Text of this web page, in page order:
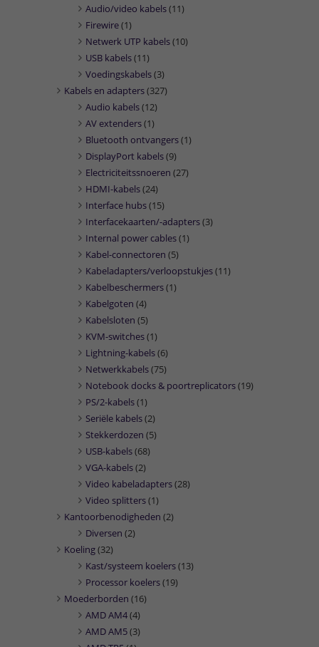
Audio/video kabels(11)
Firewire(1)
Netwerk UTP kabels(10)
USB kabels(11)
Voedingskabels(3)
Kabels en adapters(327)
Audio kabels(12)
AV extenders(1)
Bluetooth ontvangers(1)
DisplayPort kabels(9)
Electriciteitssnoeren (27)
HDMI-kabels(24)
Interface hubs(15)
Interfacekaarten/-adapters(3)
Internal power cables(1)
Kabel-connectoren (5)
Kabeladapters/verloopstukjes(11)
Kabelbeschermers(1)
Kabelgoten (4)
Kabelsloten (5)
KVM-switches(1)
Lightning-kabels(6)
Netwerkkabels(75)
Notebook docks & poortreplicators(19)
PS/2-kabels(1)
Seriële kabels(2)
Stekkerdozen (5)
USB-kabels(68)
VGA-kabels(2)
Video kabeladapters(28)
Video splitters(1)
Kantoorbenodigheden (2)
Diversen (2)
Koeling(32)
Kast/systeem koelers(13)
Processor koelers(19)
Moederborden (16)
AMD AM4(4)
AMD AM5(3)